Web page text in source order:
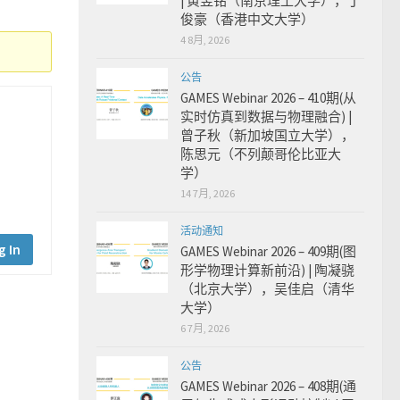
In
俊豪（香港中文大学）
4 8月, 2026
公告
GAMES Webinar 2026 – 410期(从
实时仿真到数据与物理融合) |
曾子秋（新加坡国立大学），
陈思元（不列颠哥伦比亚大
学）
14 7月, 2026
活动通知
GAMES Webinar 2026 – 409期(图
形学物理计算新前沿) | 陶凝骁
（北京大学），吴佳启（清华
大学）
6 7月, 2026
公告
GAMES Webinar 2026 – 408期(通